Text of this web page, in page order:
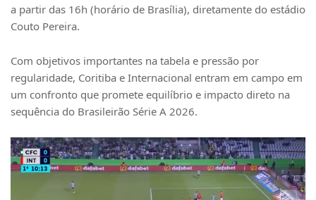
a partir das 16h (horário de Brasília), diretamente do estádio
Couto Pereira.
Com objetivos importantes na tabela e pressão por
regularidade, Coritiba e Internacional entram em campo em
um confronto que promete equilíbrio e impacto direto na
sequência do Brasileirão Série A 2026.